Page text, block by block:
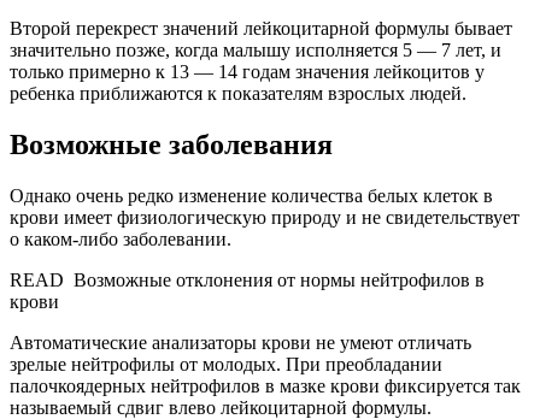
Второй перекрест значений лейкоцитарной формулы бывает
значительно позже, когда малышу исполняется 5 — 7 лет, и
только примерно к 13 — 14 годам значения лейкоцитов у
ребенка приближаются к показателям взрослых людей.
Возможные заболевания
Однако очень редко изменение количества белых клеток в
крови имеет физиологическую природу и не свидетельствует
о каком-либо заболевании.
READ Возможные отклонения от нормы нейтрофилов в
крови
Автоматические анализаторы крови не умеют отличать
зрелые нейтрофилы от молодых. При преобладании
палочкоядерных нейтрофилов в мазке крови фиксируется так
называемый сдвиг влево лейкоцитарной формулы.